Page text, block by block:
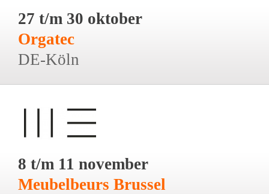
27 t/m 30 oktober
Orgatec
DE-Köln
8 t/m 11 november
Meubelbeurs Brussel